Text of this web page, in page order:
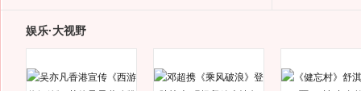
娱乐·大视野